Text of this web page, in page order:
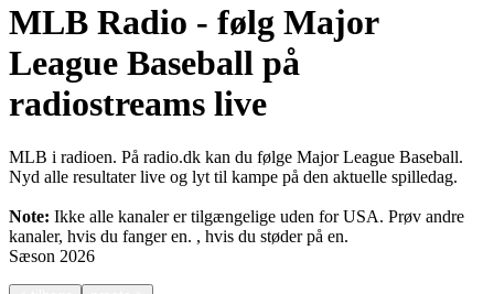
MLB Radio - følg Major
League Baseball på
radiostreams live
MLB i radioen. På radio.dk kan du følge Major League Baseball.
Nyd alle resultater live og lyt til kampe på den aktuelle spilledag.
Note: Ikke alle kanaler er tilgængelige uden for USA. Prøv andre
kanaler, hvis du fanger en. , hvis du støder på en.
Sæson 2026